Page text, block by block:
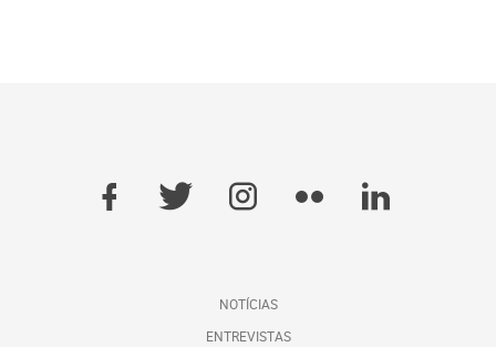
NOTÍCIAS
ENTREVISTAS